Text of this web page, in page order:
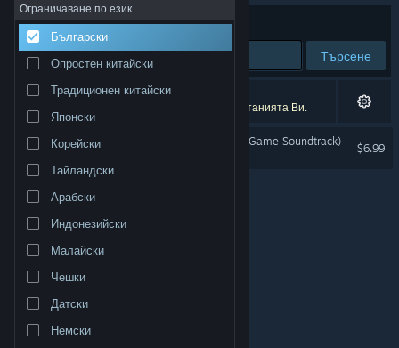
Поддръжка
Смяна на езика
Ограничаване по език
Български
Опростен китайски
Традиционен китайски
Японски
Корейски
Тайландски
Арабски
Индонезийски
Малайски
Чешки
Датски
Немски
Сортиране по Съответстване
Търсене
1 резултат съответства на търсенето Ви.
4 заглавия бяха изключени спрямо предпочитанията Ви.
The Tartarus Key (Original Game Soundtrack)
$6.99